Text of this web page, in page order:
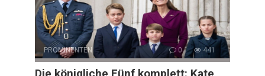
PROMINENTEN 0 441